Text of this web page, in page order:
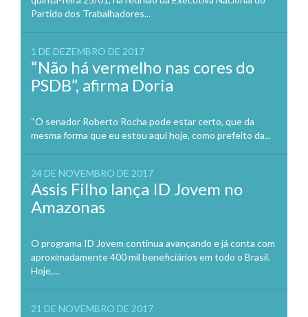
Partido dos Trabalhadores...
1 DE DEZEMBRO DE 2017
“Não há vermelho nas cores do
PSDB”, afirma Doria
“O senador Roberto Rocha pode estar certo, que da
mesma forma que eu estou aqui hoje, como prefeito da...
24 DE NOVEMBRO DE 2017
Assis Filho lança ID Jovem no
Amazonas
O programa ID Jovem continua avançando e já conta com
aproximadamente 400 mil beneficiários em todo o Brasil.
Hoje,...
21 DE NOVEMBRO DE 2017